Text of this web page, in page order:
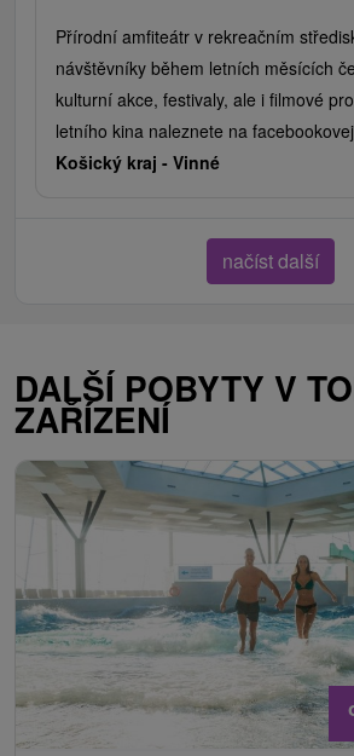
Přírodní amfiteátr v rekreačním
návštěvníky během letních měsících
kulturní akce, festivaly, ale i filmové
letního kina naleznete na
Košický kraj - Vinné
načíst další
DALŠÍ POBYTY V
ZAŘÍZENÍ